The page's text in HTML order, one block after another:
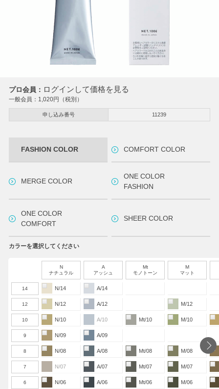
プロ会員： ログインして価格を見る
一般会員： 1,020円（税別）
申し込み番号 11239
カラーを選択してください
N
ナチュラル
A
アッシュ
Mt
モノトーン
M
マット
14 N/14 A/14
12 N/12 A/12 M/12
10 N/10 A/10 Mt/10 M/10
9 N/09 A/09
8 N/08 A/08 Mt/08 M/08
7 N/07 A/07 Mt/07 M/07
6 N/06 A/06 Mt/06 M/06
FASHION COLOR COMFORT COLOR
MERGE COLOR
ONE COLOR
FASHION
ONE COLOR
COMFORT
SHEER COLOR